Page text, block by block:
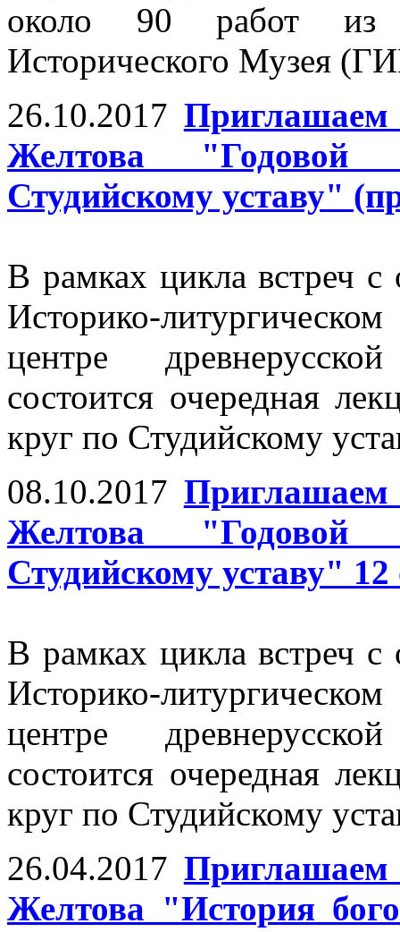
около 90 работ из
Исторического Музея
26.10.2017 Приглашаем
Желтова "Годовой
Студийскому уставу"
В рамках цикла встреч
Историко-
центре
состоится очередная
круг по Студийскому
08.10.2017 Приглашаем
Желтова "Годовой
Студийскому уставу"
В рамках цикла встреч
Историко-
центре
состоится очередная
круг по Студийскому
26.04.2017 Приглашаем
Желтова "История